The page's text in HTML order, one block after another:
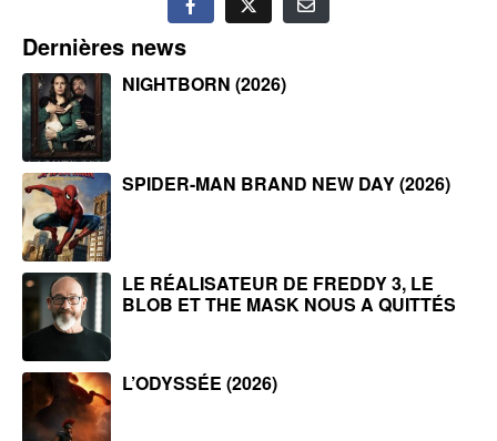
Dernières news
NIGHTBORN (2026)
SPIDER-MAN BRAND NEW DAY (2026)
LE RÉALISATEUR DE FREDDY 3, LE
BLOB ET THE MASK NOUS A QUITTÉS
L’ODYSSÉE (2026)